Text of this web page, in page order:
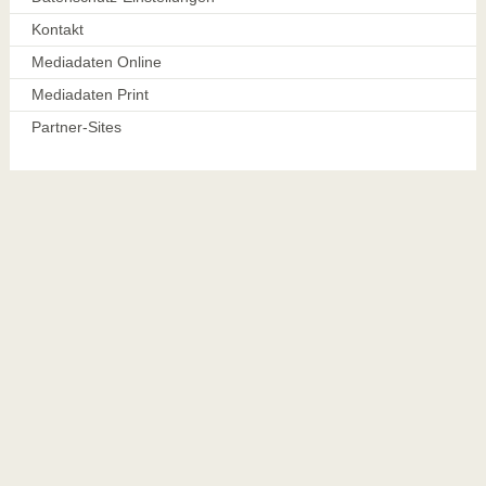
Kontakt
Mediadaten Online
Mediadaten Print
Partner-Sites